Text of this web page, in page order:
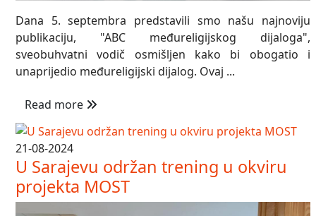
Dana 5. septembra predstavili smo našu najnoviju
publikaciju, "ABC međureligijskog dijaloga",
sveobuhvatni vodič osmišljen kako bi obogatio i
unaprijedio međureligijski dijalog. Ovaj ...
Read more
21-08-2024
U Sarajevu održan trening u okviru
projekta MOST